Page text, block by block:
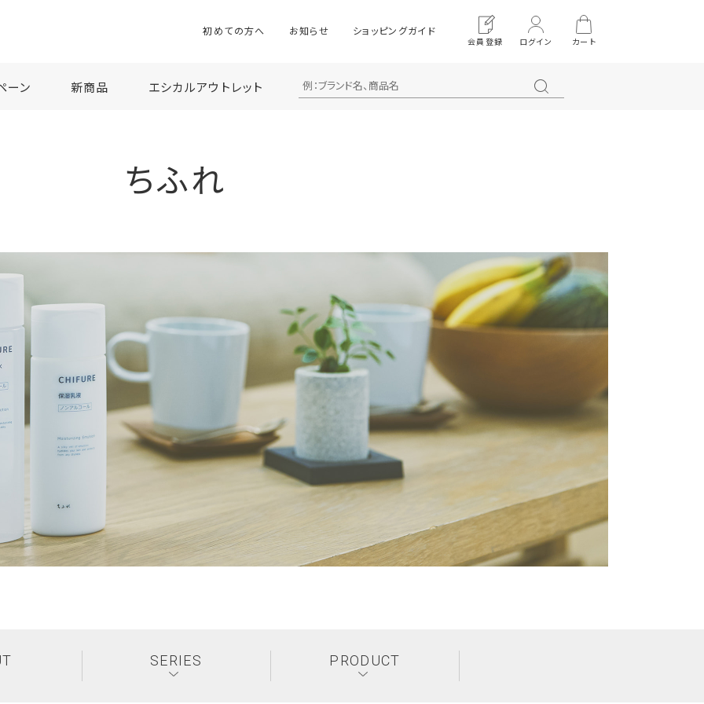
初めての方へ お知らせ ショッピングガイド
会員登録 ログイン カート
ーン 新商品 エシカルアウトレット
ちふれ
SERIES PRODUCT